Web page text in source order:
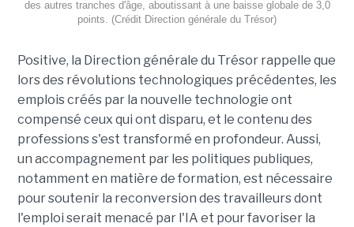
des autres tranches d'âge, aboutissant à une baisse globale de 3,0
points. (Crédit Direction générale du Trésor)
Positive, la Direction générale du Trésor rappelle que
lors des révolutions technologiques précédentes, les
emplois créés par la nouvelle technologie ont
compensé ceux qui ont disparu, et le contenu des
professions s'est transformé en profondeur. Aussi,
un accompagnement par les politiques publiques,
notamment en matière de formation, est nécessaire
pour soutenir la reconversion des travailleurs dont
l'emploi serait menacé par l'IA et pour favoriser la